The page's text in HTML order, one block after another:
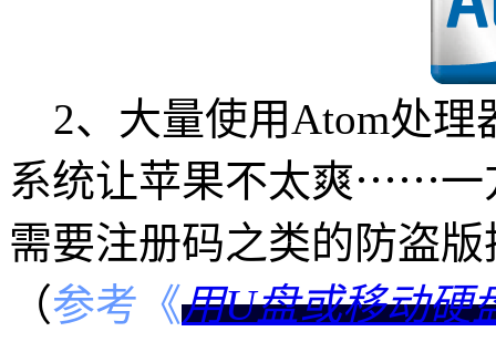
2、大量使用Atom处理
系统让苹果不太爽⋯⋯一
需要注册码之类的防盗
（参考《用U盘或移动硬